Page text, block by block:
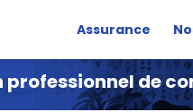
Assurance
professionnel de